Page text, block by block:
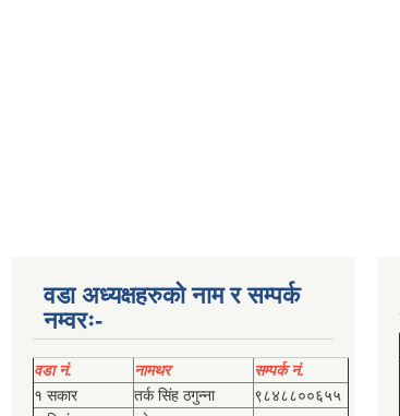
वडा अध्यक्षहरुको नाम र सम्पर्क
नम्वरः-
वडा नं. नामथर
सम्पर्क नं.
१ सकार
तर्क सिंह ठगुन्‍ना
९८४८८००६५५